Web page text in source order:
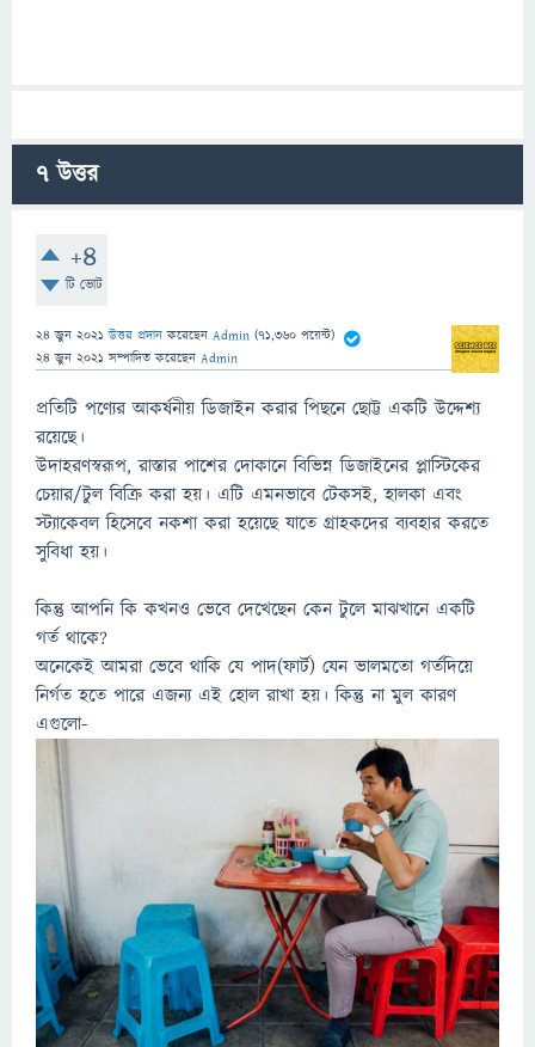
7উত্তর
+4
টি ভোট
24 জুন 2021 উত্তর প্রদান করেছেন Admin (71,360 পয়েন্ট)
24 জুন 2021 সম্পাদিত করেছেন Admin
প্রতিটি পণ্যের আকর্ষনীয় ডিজাইন করার পিছনে ছোট্ট একটি উদ্দেশ্য
রয়েছে।
উদাহরণস্বরূপ, রাস্তার পাশের দোকানে বিভিন্ন ডিজাইনের প্লাস্টিকের
চেয়ার/টুল বিক্রি করা হয়। এটি এমনভাবে টেকসই, হালকা এবং
স্ট্যাকেবল হিসেবে নকশা করা হয়েছে যাতে গ্রাহকদের ব্যবহার করতে
সুবিধা হয়।
কিন্তু আপনি কি কখনও ভেবে দেখেছেন কেন টুলে মাঝখানে একটি
গর্ত থাকে?
অনেকেই আমরা ভেবে থাকি যে পাদ(ফার্ট) যেন ভালমতো গর্তদিয়ে
নির্গত হতে পারে এজন্য এই হোল রাখা হয়। কিন্তু না মুল কারণ
এগুলো-